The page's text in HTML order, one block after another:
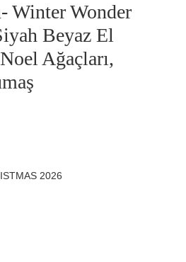
Winter Wonder
Beyaz El
Ağaçları,
2026